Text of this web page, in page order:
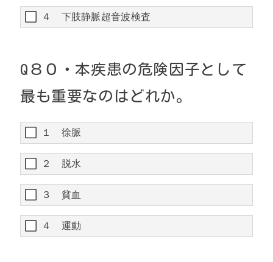
４ 下肢静脈超音波検査
Q８０ ・ 本疾患の危険因子として
最も重要なのはどれか。
１ 徐脈
２ 脱水
３ 貧血
４ 運動